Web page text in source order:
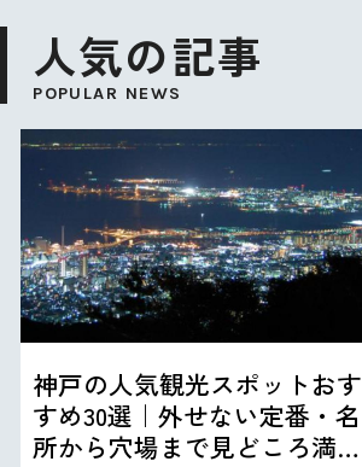
人気の記事
POPULAR NEWS
神戸の人気観光スポットおす
すめ30選｜外せない定番・名
所から穴場まで見どころ満載